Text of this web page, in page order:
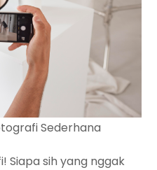
Sederhana
Siapa sih yang nggak